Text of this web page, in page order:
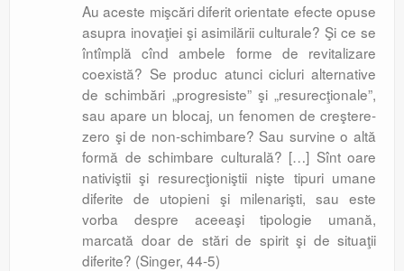
Au aceste mişcări diferit orientate efecte opuse
asupra inovaţiei şi asimilării culturale? Şi ce se
întîmplă cînd ambele forme de revitalizare
coexistă? Se produc atunci cicluri alternative
de schimbări „progresiste” şi „resurecţionale”,
sau apare un blocaj, un fenomen de creştere-
zero şi de non-schimbare? Sau survine o altă
formă de schimbare culturală? […] Sînt oare
nativiştii şi resurecţioniştii nişte tipuri umane
diferite de utopieni şi milenarişti, sau este
vorba despre aceeaşi tipologie umană,
marcată doar de stări de spirit şi de situaţii
diferite? (Singer, 44-5)